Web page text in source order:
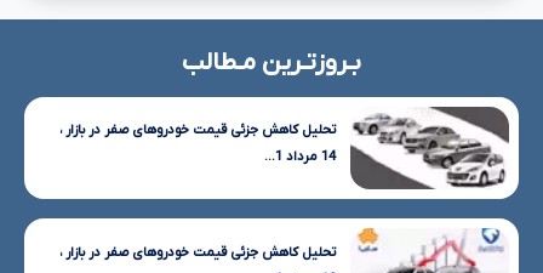
بـروزتـرین مـطالب
تحلیل کاهش جزئی قیمت خودروهای صفر در بازار ،
14 مرداد 1...
تحلیل کاهش جزئی قیمت خودروهای صفر در بازار ،